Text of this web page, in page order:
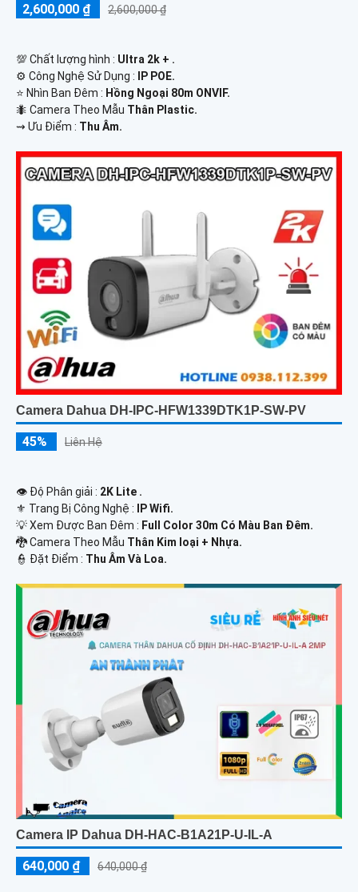
2,600,000 ₫ 2,600,000 ₫
💯 Chất lượng hình : Ultra 2k + .
⚙ Công Nghệ Sử Dụng :
IP POE.
⭐ Nhìn Ban Đêm : Hồng Ngoại 80m ONVIF.
🐜 Camera Theo Mẫu Thân Plastic.
️⇝ Ưu Điểm : Thu Âm.
Camera Dahua DH-IPC-HFW1339DTK1P-SW-PV
45% Liên Hệ
👁 Độ Phân giải : 2K Lite .
⚜️ Trang Bị Công Nghệ :
IP Wifi.
💡 Xem Được Ban Đêm : Full Color 30m Có Màu Ban Ðêm.
🐉️ Camera Theo Mẫu Thân Kim loại + Nhựa.
️👮 Đặt Điểm : Thu Âm Và Loa.
Camera IP Dahua DH-HAC-B1A21P-U-IL-A
640,000 ₫ 640,000 ₫